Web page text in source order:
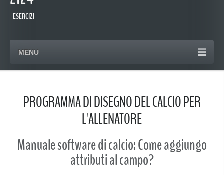
ESERCIZI
MENU
PROGRAMMA DI DISEGNO DEL CALCIO PER
L'ALLENATORE
Manuale software di calcio: Come aggiungo
attributi al campo?